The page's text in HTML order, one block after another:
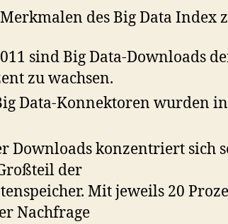
des Big Data Index
sind Big Data-Downloads
zu wachsen.
Data-Konnektoren wurden
Downloads konzentriert sich
der
Mit jeweils 20
Nachfrage